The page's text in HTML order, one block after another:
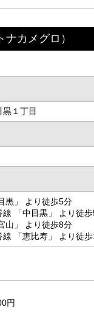
ナカメグロ）
黒１丁目
黒」 より徒歩5分
線 「中目黒」 より徒
山」 より徒歩8分
線 「恵比寿」 より徒
円